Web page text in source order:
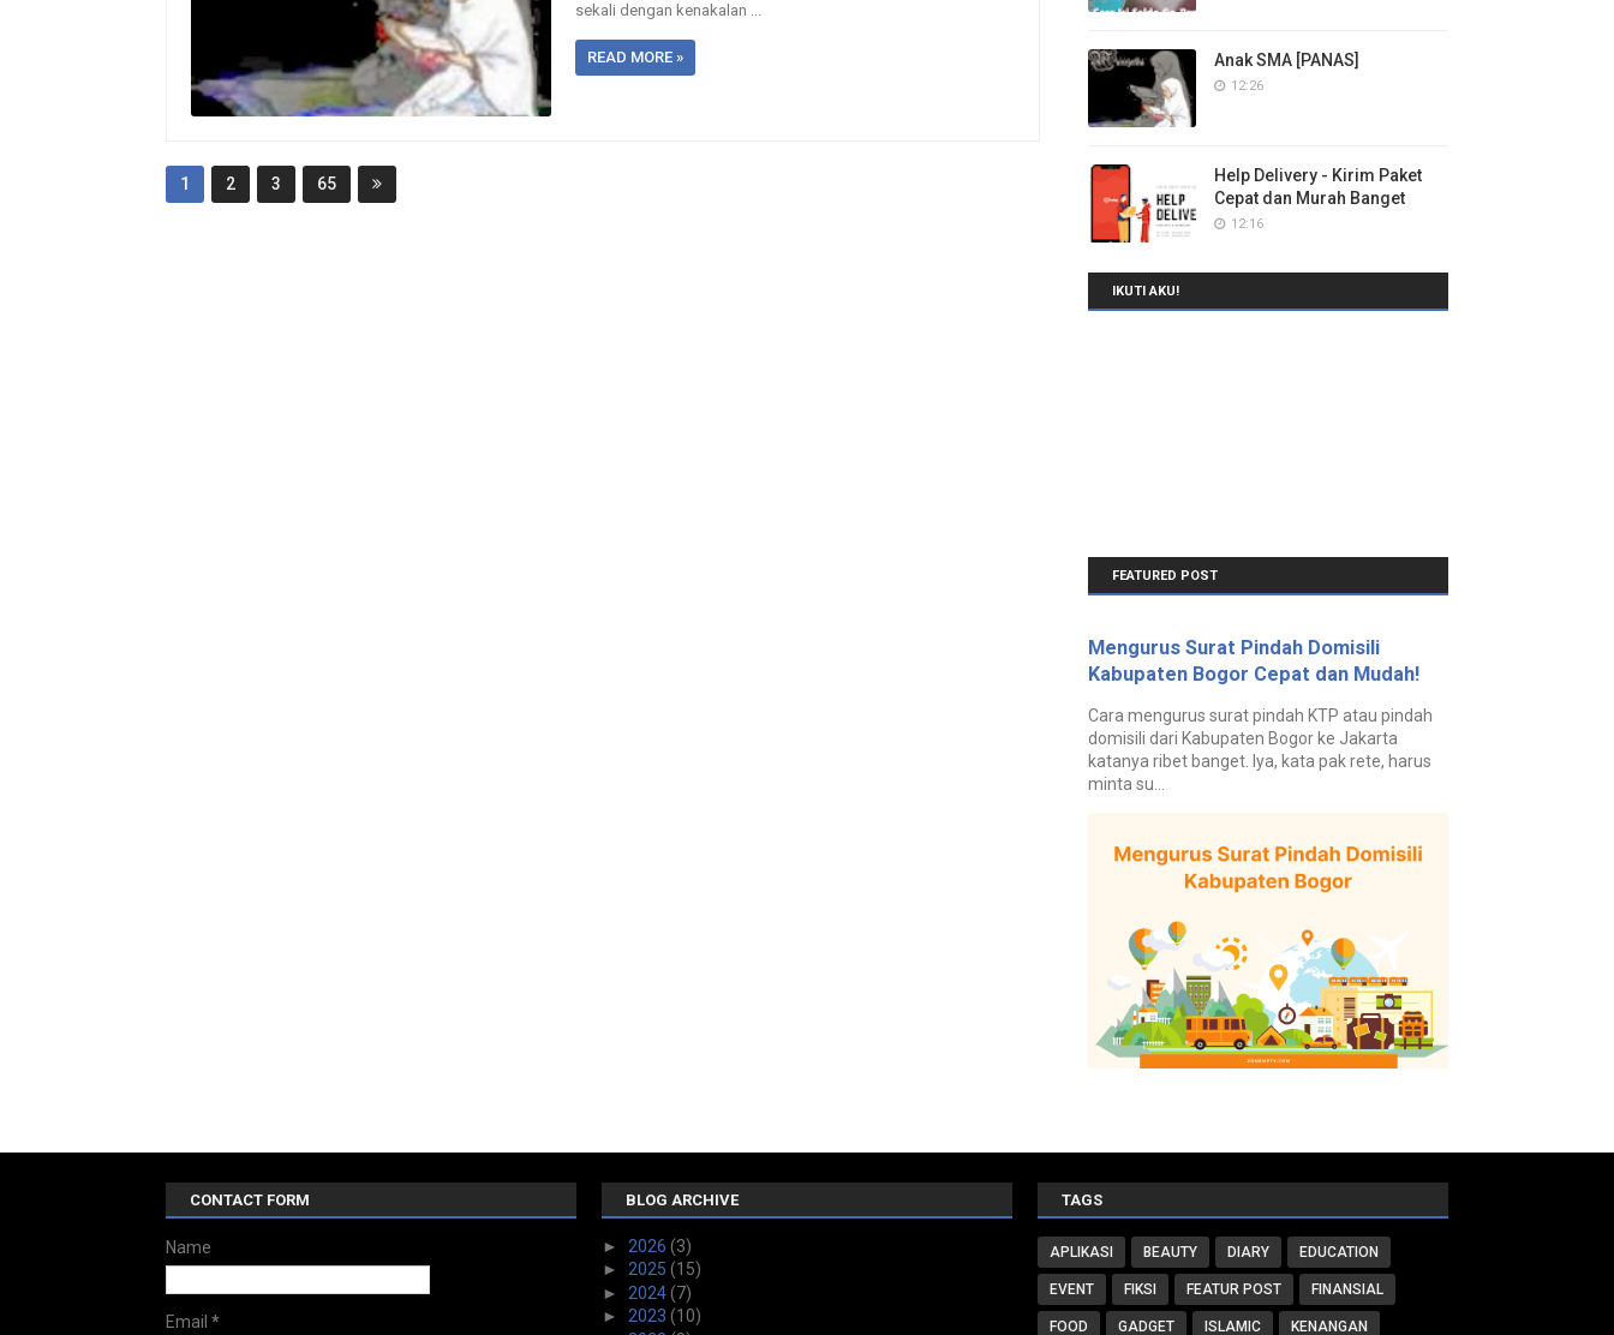
sekali dengan kenakalan ...
READ MORE »
1 2 3 65
Anak SMA [PANAS]
12:26
Help Delivery - Kirim Paket
Cepat dan Murah Banget
12:16
IKUTI AKU!
FEATURED POST
Mengurus Surat Pindah Domisili
Kabupaten Bogor Cepat dan Mudah!
Cara mengurus surat pindah KTP atau pindah
domisili dari Kabupaten Bogor ke Jakarta
katanya ribet banget. Iya, kata pak rete, harus
minta su...
CONTACT FORM
Name
Email *
BLOG ARCHIVE
► 2026(3)
►2025(15)
► 2024(7)
►2023(10)
TAGS
APLIKASI BEAUTY DIARY EDUCATION
EVENT FIKSI FEATUR POST FINANSIAL
FOOD GADGET ISLAMIC KENANGAN